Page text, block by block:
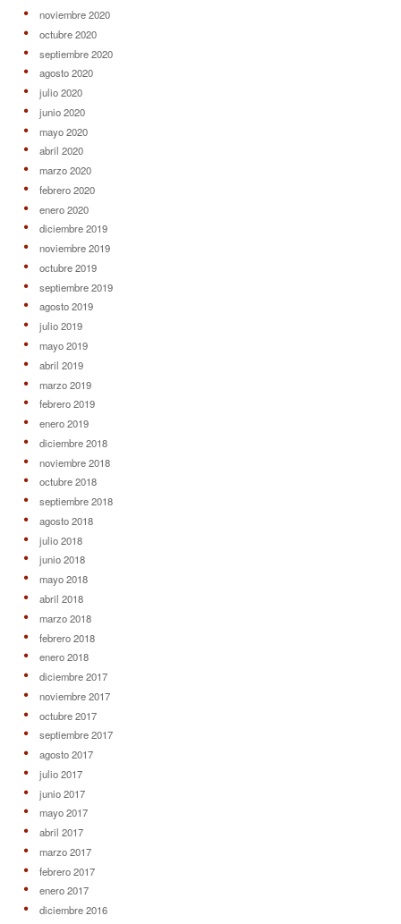
noviembre 2020
octubre 2020
septiembre 2020
agosto 2020
julio 2020
junio 2020
mayo 2020
abril 2020
marzo 2020
febrero 2020
enero 2020
diciembre 2019
noviembre 2019
octubre 2019
septiembre 2019
agosto 2019
julio 2019
mayo 2019
abril 2019
marzo 2019
febrero 2019
enero 2019
diciembre 2018
noviembre 2018
octubre 2018
septiembre 2018
agosto 2018
julio 2018
junio 2018
mayo 2018
abril 2018
marzo 2018
febrero 2018
enero 2018
diciembre 2017
noviembre 2017
octubre 2017
septiembre 2017
agosto 2017
julio 2017
junio 2017
mayo 2017
abril 2017
marzo 2017
febrero 2017
enero 2017
diciembre 2016